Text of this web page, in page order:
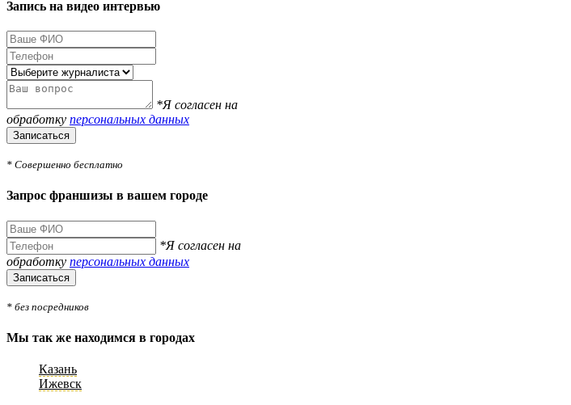
Запись на видео интервью
*Я согласен на
обработку персональных данных
Записаться
* Совершенно бесплатно
Запрос франшизы в вашем городе
*Я согласен на
обработку персональных данных
Записаться
* без посредников
Мы так же находимся в городах
Казань
Ижевск